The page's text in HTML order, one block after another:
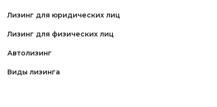
Лизинг для юридических лиц
Лизинг для физических лиц
Автолизинг
Виды лизинга